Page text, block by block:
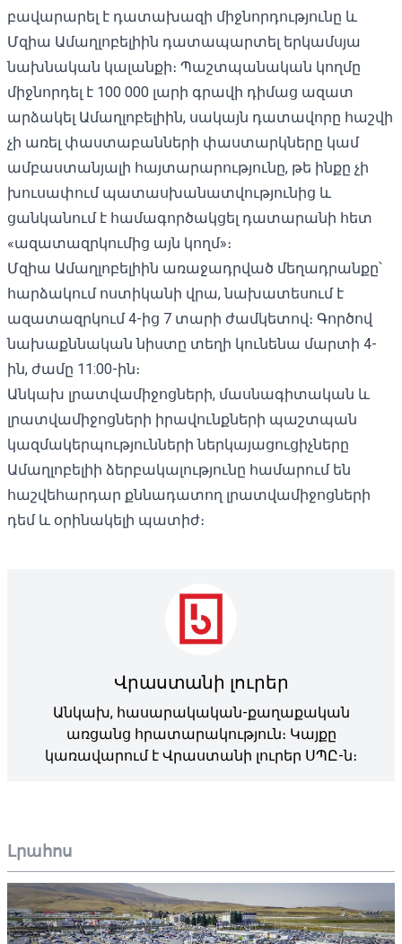
Լրահոս
բավարարել է դատախազի միջնորդությունը և
Մզիա Ամաղլոբելիին դատապարտել երկամսյա
նախնական կալանքի։ Պաշտպանական կողմը
միջնորդել է 100 000 լարի գրավի դիմաց ազատ
արձակել Ամաղլոբելիին, սակայն դատավորը հաշվի
չի առել փաստաբանների փաստարկները կամ
ամբաստանյալի հայտարարությունը, թե ինքը չի
խուսափում պատասխանատվությունից և
ցանկանում է համագործակցել դատարանի հետ
«ազատազրկումից այն կողմ»։
Մզիա Ամաղլոբելիին առաջադրված մեղադրանքը՝
հարձակում ոստիկանի վրա, նախատեսում է
ազատազրկում 4-ից 7 տարի ժամկետով։ Գործով
նախաքննական նիստը տեղի կունենա մարտի 4-
ին, ժամը 11:00-ին։
Անկախ լրատվամիջոցների, մասնագիտական ​​և
լրատվամիջոցների իրավունքների պաշտպան
կազմակերպությունների ներկայացուցիչները
Ամաղլոբելիի ձերբակալությունը համարում են
հաշվեհարդար քննադատող լրատվամիջոցների
դեմ և օրինակելի պատիժ։
Վրաստանի լուրեր
Անկախ, հասարակական-քաղաքական
առցանց հրատարակություն։ Կայքը
կառավարում է Վրաստանի լուրեր ՍՊԸ-ն։